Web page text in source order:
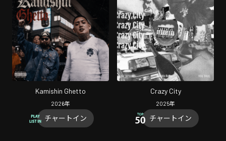
Kamishin Ghetto
2026年
チャートイン
Crazy City
2025年
チャートイン